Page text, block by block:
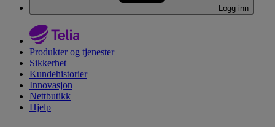
Logg inn
Produkter og tjenester
Sikkerhet
Kundehistorier
Innovasjon
Nettbutikk
Hjelp